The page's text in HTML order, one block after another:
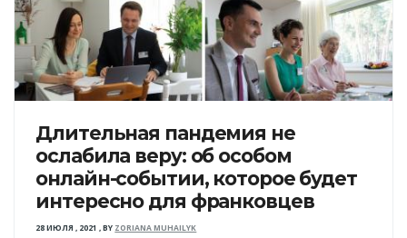
Длительная пандемия не
ослабила веру: об особом
онлайн-событии, которое будет
интересно для франковцев
28 ИЮЛЯ , 2021 ,BY ZORIANA MUHAILYK